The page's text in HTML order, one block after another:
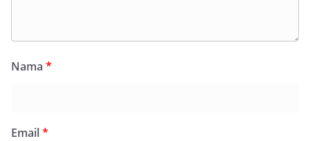
Nama *
Email*